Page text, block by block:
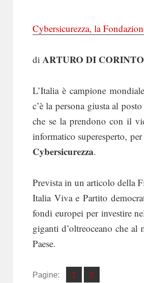
Cybersicurezza, la
di ARTURO DI CORINTO
L’Italia è campione
c’è la persona giusta al
che se la prendono con il
informatico superesperto,
Cybersicurezza.
Prevista in un articolo della
Italia Viva e Partito
fondi europei per investire
giganti d’oltreoceano che
Paese.
Pagine: Pagina
1 ,
Pagina
2